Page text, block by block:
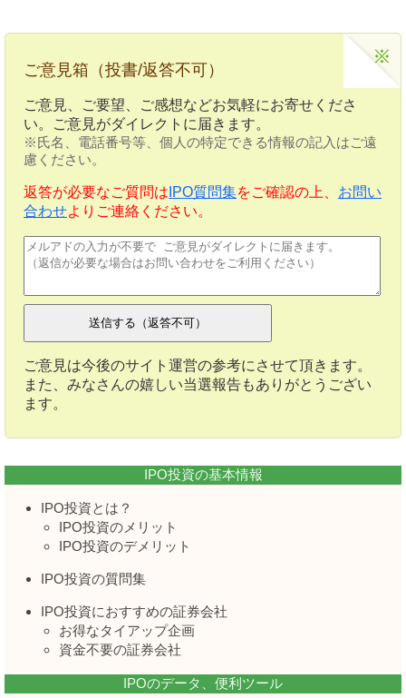
ご意見箱（投書/返答不可）
ご意見、ご要望、ご感想などお気軽にお寄せくださ
い。ご意見がダイレクトに届きます。
※氏名、電話番号等、個人の特定できる情報の記入はご遠
慮ください。
返答が必要なご質問は IPO質問集をご確認の上、 お問い
合わせよりご連絡ください。
ご意見は今後のサイト運営の参考にさせて頂きます。
また、みなさんの嬉しい当選報告もありがとうござい
ます。
IPO投資の基本情報
IPO投資とは？
IPO投資のメリット
IPO投資のデメリット
IPO投資の質問集
IPO投資におすすめの証券会社
お得なタイアップ企画
資金不要の証券会社
IPOのデータ、便利ツール